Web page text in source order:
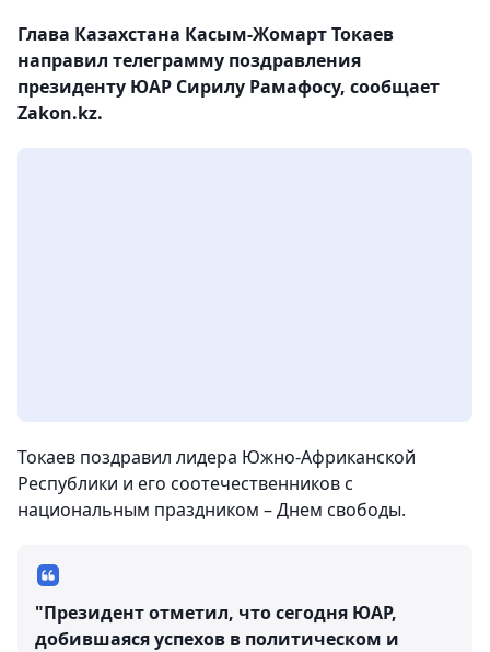
Глава Казахстана Касым-Жомарт Токаев
направил телеграмму поздравления
президенту ЮАР Сирилу Рамафосу, сообщает
Zakon.kz.
Токаев поздравил лидера Южно-Африканской
Республики и его соотечественников с
национальным праздником – Днем свободы.
"Президент отметил, что сегодня ЮАР,
добившаяся успехов в политическом и